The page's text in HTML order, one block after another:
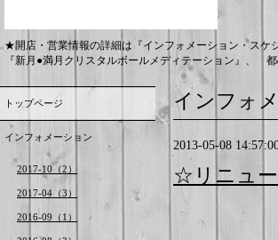
★開店・営業情報の詳細は『インフォメーション・ス
『新月●満月クリスタルボールメディテーション』、
インフォ
2013-05-08
☆リニュ
トップページ
インフォメーション
2017-10（2）
2017-04（3）
2016-09（1）